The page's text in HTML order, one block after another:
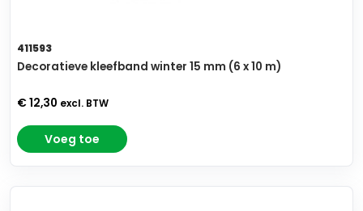
411593
Decoratieve kleefband winter 15 mm (6 x 10 m)
€ 12,30 excl. BTW
Voeg toe